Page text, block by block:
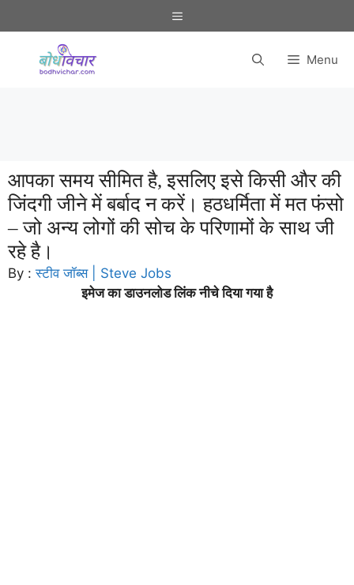
to
Menu
Menu
आपका समय सीमित है, इसलिए इसे किसी और की
जिंदगी जीने में बर्बाद न करें। हठधर्मिता में मत फंसो
– जो अन्य लोगों की सोच के परिणामों के साथ जी
रहे है।
By :स्टीव जॉब्स | Steve Jobs
इमेज का डाउनलोड लिंक नीचे दिया गया है